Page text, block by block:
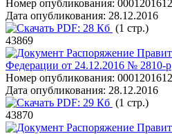
Номер опубликования:
Дата опубликования: 28.12.2016
PDF: 28 Кб (1 стр.)
43869
Распоряжение
Федерации от 24.12.2016 № 2810-р
Номер опубликования:
Дата опубликования: 28.12.2016
PDF: 29 Кб (1 стр.)
43870
Распоряжение